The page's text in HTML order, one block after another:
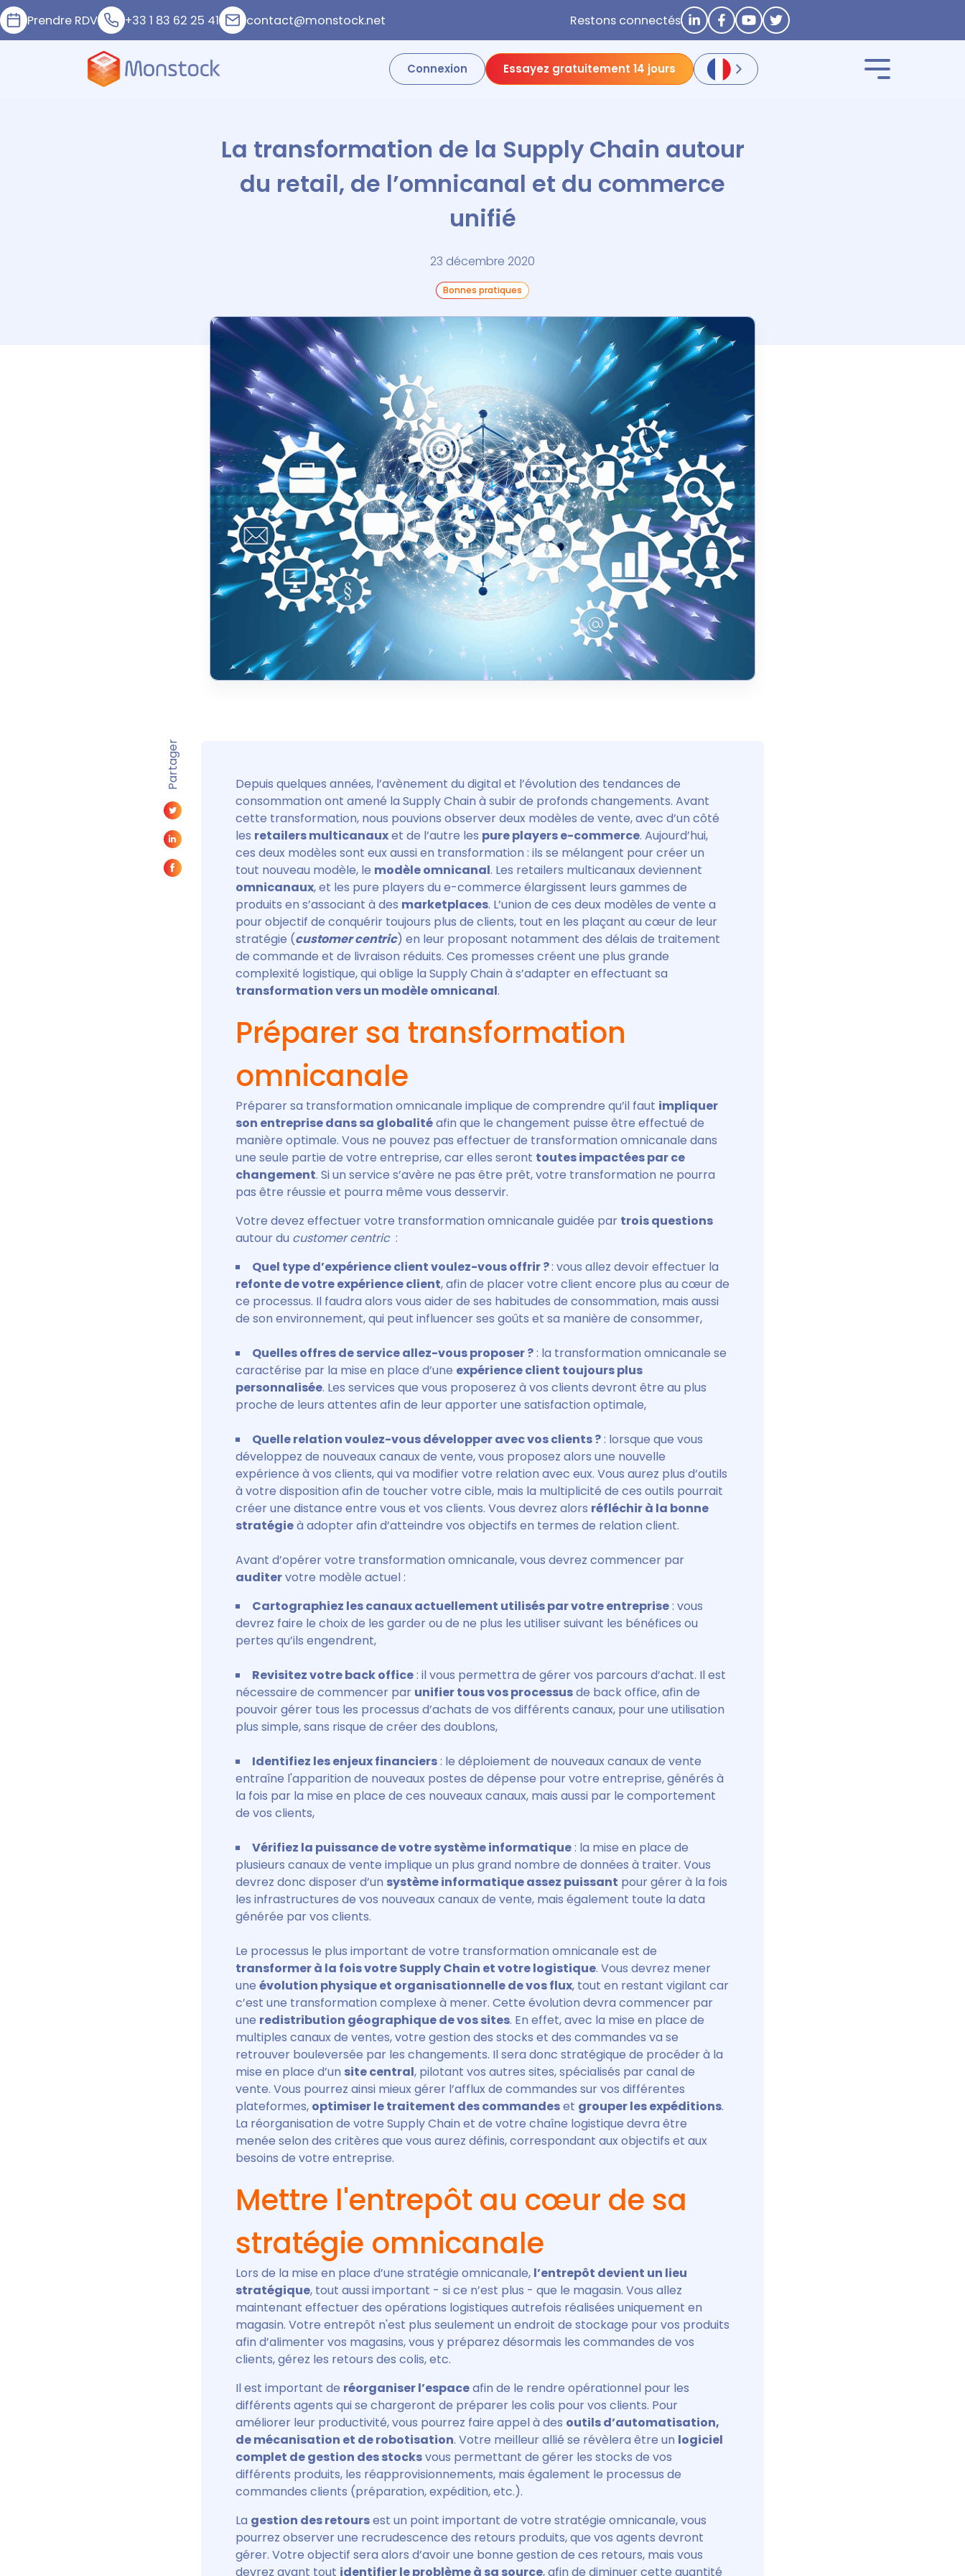
Prendre RDV +33 1 83 62 25 41 contact@monstock.net Restons connectés
Connexion Essayez gratuitement 14 jours
La transformation de la Supply Chain autour
du retail, de l’omnicanal et du commerce
unifié
23 décembre 2020
Bonnes pratiques
Partager
Depuis quelques années, l’avènement du digital et l’évolution des tendances de
consommation ont amené la Supply Chain à subir de profonds changements. Avant
cette transformation, nous pouvions observer deux modèles de vente, avec d’un côté
les retailers multicanauxet de l’autre les pure players e-commerce. Aujourd’hui,
ces deux modèles sont eux aussi en transformation : ils se mélangent pour créer un
tout nouveau modèle, le modèle omnicanal. Les retailers multicanaux deviennent
omnicanaux, et les pure players du e-commerce élargissent leurs gammes de
produits en s’associant à des marketplaces. L’union de ces deux modèles de vente a
pour objectif de conquérir toujours plus de clients, tout en les plaçant au cœur de leur
stratégie (customer centric) en leur proposant notamment des délais de traitement
de commande et de livraison réduits. Ces promesses créent une plus grande
complexité logistique, qui oblige la Supply Chain à s’adapter en effectuant sa
transformation vers un modèle omnicanal.
Préparer sa transformation
omnicanale
Préparer sa transformation omnicanale implique de comprendre qu’il faut impliquer
son entreprise dans sa globalitéafin que le changement puisse être effectué de
manière optimale. Vous ne pouvez pas effectuer de transformation omnicanale dans
une seule partie de votre entreprise, car elles seront toutes impactées par ce
changement. Si un service s’avère ne pas être prêt, votre transformation ne pourra
pas être réussie et pourra même vous desservir.
Votre devez effectuer votre transformation omnicanale guidée par trois questions
autour du customer centric :
Quel type d’expérience client voulez-vous offrir ?: vous allez devoir effectuer la
refonte de votre expérience client, afin de placer votre client encore plus au cœur de
ce processus. Il faudra alors vous aider de ses habitudes de consommation, mais aussi
de son environnement, qui peut influencer ses goûts et sa manière de consommer,
Quelles offres de service allez-vous proposer ?: la transformation omnicanale se
caractérise par la mise en place d’une expérience client toujours plus
personnalisée. Les services que vous proposerez à vos clients devront être au plus
proche de leurs attentes afin de leur apporter une satisfaction optimale,
Quelle relation voulez-vous développer avec vos clients ?: lorsque que vous
développez de nouveaux canaux de vente, vous proposez alors une nouvelle
expérience à vos clients, qui va modifier votre relation avec eux. Vous aurez plus d’outils
à votre disposition afin de toucher votre cible, mais la multiplicité de ces outils pourrait
créer une distance entre vous et vos clients. Vous devrez alors réfléchir à la bonne
stratégieà adopter afin d’atteindre vos objectifs en termes de relation client.
Avant d’opérer votre transformation omnicanale, vous devrez commencer par
auditervotre modèle actuel :
Cartographiez les canaux actuellement utilisés par votre entreprise: vous
devrez faire le choix de les garder ou de ne plus les utiliser suivant les bénéfices ou
pertes qu’ils engendrent,
Revisitez votre back office: il vous permettra de gérer vos parcours d’achat. Il est
nécessaire de commencer par unifier tous vos processusde back office, afin de
pouvoir gérer tous les processus d’achats de vos différents canaux, pour une utilisation
plus simple, sans risque de créer des doublons,
Identifiez les enjeux financiers: le déploiement de nouveaux canaux de vente
entraîne l'apparition de nouveaux postes de dépense pour votre entreprise, générés à
la fois par la mise en place de ces nouveaux canaux, mais aussi par le comportement
de vos clients,
Vérifiez la puissance de votre système informatique: la mise en place de
plusieurs canaux de vente implique un plus grand nombre de données à traiter. Vous
devrez donc disposer d’un système informatique assez puissant pour gérer à la fois
les infrastructures de vos nouveaux canaux de vente, mais également toute la data
générée par vos clients.
Le processus le plus important de votre transformation omnicanale est de
transformer à la fois votre Supply Chain et votre logistique. Vous devrez mener
une évolution physique et organisationnelle de vos flux, tout en restant vigilant car
c’est une transformation complexe à mener. Cette évolution devra commencer par
une redistribution géographique de vos sites. En effet, avec la mise en place de
multiples canaux de ventes, votre gestion des stocks et des commandes va se
retrouver bouleversée par les changements. Il sera donc stratégique de procéder à la
mise en place d’un site central, pilotant vos autres sites, spécialisés par canal de
vente. Vous pourrez ainsi mieux gérer l’afflux de commandes sur vos différentes
plateformes, optimiser le traitement des commandeset grouper les expéditions.
La réorganisation de votre Supply Chain et de votre chaîne logistique devra être
menée selon des critères que vous aurez définis, correspondant aux objectifs et aux
besoins de votre entreprise.
Mettre l'entrepôt au cœur de sa
stratégie omnicanale
Lors de la mise en place d’une stratégie omnicanale, l’entrepôt devient un lieu
stratégique, tout aussi important - si ce n’est plus - que le magasin. Vous allez
maintenant effectuer des opérations logistiques autrefois réalisées uniquement en
magasin. Votre entrepôt n'est plus seulement un endroit de stockage pour vos produits
afin d’alimenter vos magasins, vous y préparez désormais les commandes de vos
clients, gérez les retours des colis, etc.
Il est important de réorganiser l’espaceafin de le rendre opérationnel pour les
différents agents qui se chargeront de préparer les colis pour vos clients. Pour
améliorer leur productivité, vous pourrez faire appel à des outils d’automatisation,
de mécanisation et de robotisation. Votre meilleur allié se révèlera être un logiciel
complet de gestion des stocksvous permettant de gérer les stocks de vos
différents produits, les réapprovisionnements, mais également le processus de
commandes clients (préparation, expédition, etc.).
La gestion des retoursest un point important de votre stratégie omnicanale, vous
pourrez observer une recrudescence des retours produits, que vos agents devront
gérer. Votre objectif sera alors d’avoir une bonne gestion de ces retours, mais vous
devrez avant tout identifier le problème à sa source, afin de diminuer cette quantité